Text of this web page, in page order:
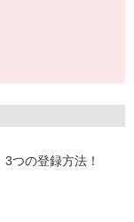
つの登録方法！